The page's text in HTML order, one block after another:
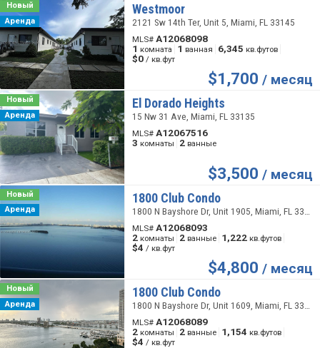
Новый
Аренда
Westmoor
2121 Sw 14th Ter, Unit 5, Miami, FL 33145
MLS#A12068098
1 комната 1 ванная 6,345 кв.футов
$0 / кв.фут
$1,700 / месяц
Новый
Аренда
El Dorado Heights
15 Nw 31 Ave, Miami, FL 33135
MLS#A12067516
3 комнаты 2 ванные
$3,500 / месяц
Новый
Аренда
1800 Club Condo
MLS#A12068093
2 комнаты 2 ванные 1,222 кв.футов
$4 / кв.фут
$4,800 / месяц
Новый
Аренда
1800 Club Condo
MLS#A12068089
2 комнаты 2 ванные 1,154 кв.футов
$4 / кв.фут